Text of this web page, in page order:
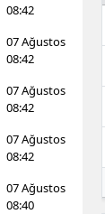
08:42
07 Ağustos
08:42
07 Ağustos
08:42
07 Ağustos
08:42
07 Ağustos
08:40